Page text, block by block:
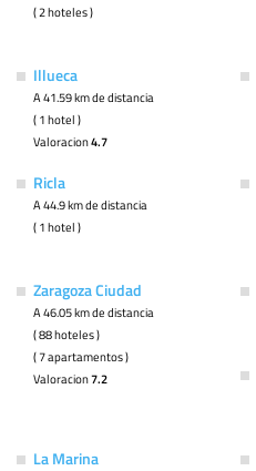
( 2 hoteles )
Illueca
A 41.59 km de distancia
( 1 hotel )
Valoracion4.7
Ricla
A 44.9 km de distancia
( 1 hotel )
Zaragoza Ciudad
A 46.05 km de distancia
( 88 hoteles )
( 7 apartamentos )
Valoracion7.2
La Marina